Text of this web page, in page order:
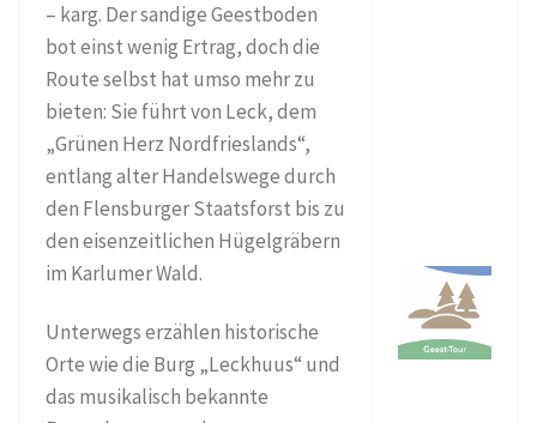
– karg. Der sandige Geestboden
bot einst wenig Ertrag, doch die
Route selbst hat umso mehr zu
bieten: Sie führt von Leck, dem
„Grünen Herz Nordfrieslands“,
entlang alter Handelswege durch
den Flensburger Staatsforst bis zu
den eisenzeitlichen Hügelgräbern
im Karlumer Wald.
Unterwegs erzählen historische
Orte wie die Burg „Leckhuus“ und
das musikalisch bekannte